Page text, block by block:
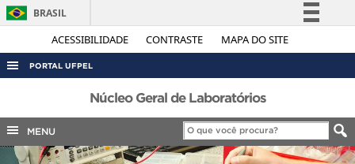
ACESSIBILIDADE CONTRASTE MAPA DO SITE
BRASIL
Simplifique!
Legislação
Canais
PORTAL UFPEL
ACESSO À INFORMAÇÃO
AUDITORIA
COBALTO
Núcleo Geral de Laboratórios
MENU